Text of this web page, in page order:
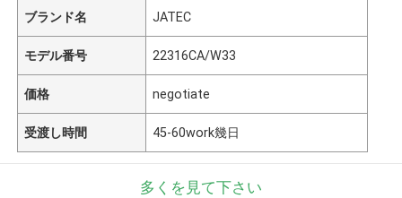
ブランド名 JATEC
モデル番号 22316CA/W33
価格 negotiate
受渡し時間 45-60work幾日
多くを見て下さい